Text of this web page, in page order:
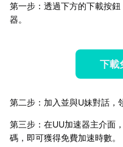
第一步：透過下方的下載按
器。
下載
第二步：加入並與U妹對話，
第三步：在UU加速器主介面
碼，即可獲得免費加速時數。